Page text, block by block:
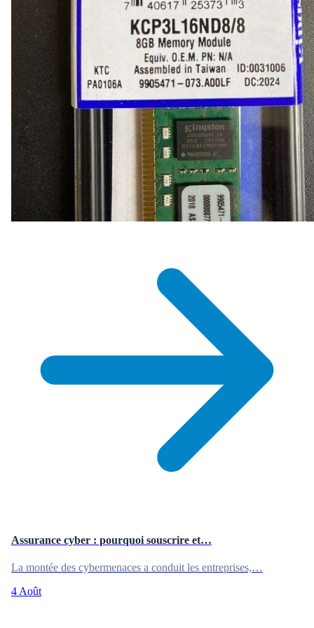
Assurance cyber : pourquoi souscrire et…
La montée des cybermenaces a conduit les entreprises,…
4 Août